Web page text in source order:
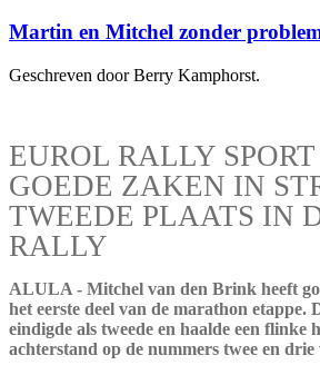
Martin en Mitchel zonder
Geschreven door Berry Kamphorst.
EUROL RALLY
GOEDE ZAKEN IN
TWEEDE PLAATS IN
RALLY
ALULA - Mitchel van den Brink heeft
het eerste deel van de marathon etappe.
eindigde als tweede en haalde een flinke
achterstand op de nummers twee en drie